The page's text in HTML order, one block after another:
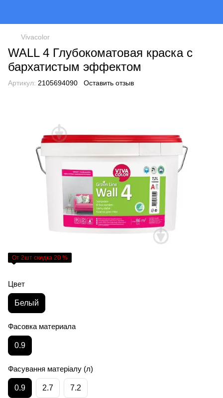
Vivacolor
WALL 4 Глубокоматовая краска с
бархатистым эффектом
Артикул: 2105694090 Оставить отзыв
От 2шт скидка 20 %
Цвет
Белый
Фасовка материала
0.9
Фасування матеріалу (л)
0.9 2.7 7.2